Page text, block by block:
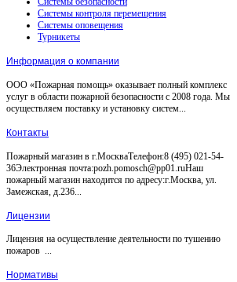
Системы контроля перемещения
Системы оповещения
Турникеты
Информация о компании
ООО «Пожарная помощь» оказывает полный комплекс
услуг в области пожарной безопасности с 2008 года. Мы
осуществляем поставку и установку систем...
Контакты
Пожарный магазин в г.МоскваТелефон:8 (495) 021-54-
36Электронная почта:pozh.pomosch@pp01.ruНаш
пожарный магазин находится по адресу:г.Москва, ул.
Замежская, д.236...
Лицензии
Лицензия на осуществление деятельности по тушению
пожаров ...
Нормативы